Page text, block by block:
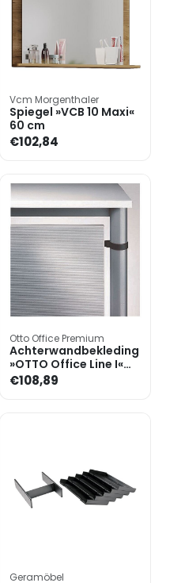
Vcm Morgenthaler
Spiegel »VCB 10 Maxi«
60 cm
€102,84
Otto Office Premium
Achterwandbekleding
»OTTO Office Line I«
160 cm
€108,89
Geramöbel